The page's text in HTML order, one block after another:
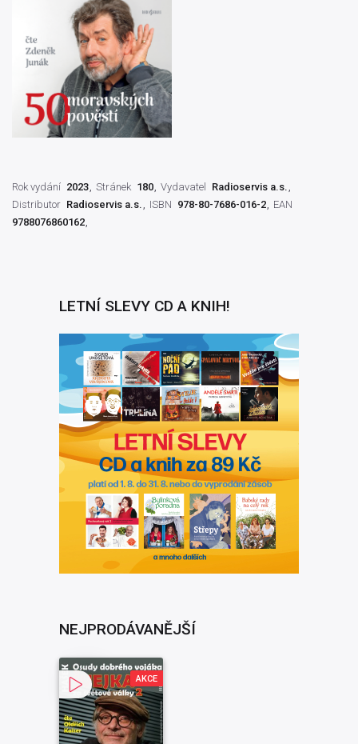
Rok vydání 2023 Stránek 180 Vydavatel Radioservis a.s.
Distributor Radioservis a.s. ISBN 978-80-7686-016-2
EAN
9788076860162
LETNÍ SLEVY CD A KNIH!
NEJPRODÁVANĚJŠÍ
AKCE